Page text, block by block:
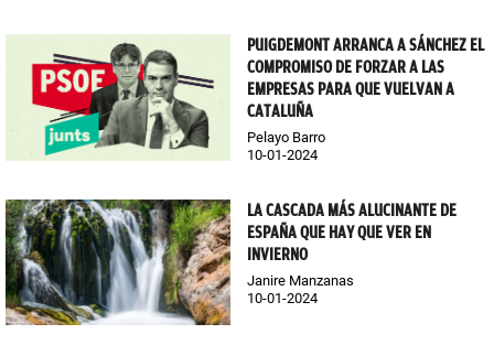
PUIGDEMONT ARRANCA A SÁNCHEZ EL
COMPROMISO DE FORZAR A LAS
EMPRESAS PARA QUE VUELVAN A
CATALUÑA
Pelayo Barro
10-01-2024
LA CASCADA MÁS ALUCINANTE DE
ESPAÑA QUE HAY QUE VER EN
INVIERNO
Janire Manzanas
10-01-2024